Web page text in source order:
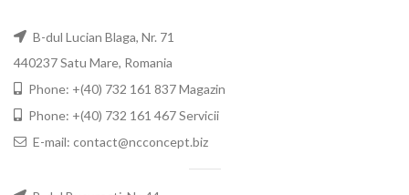
B-dul Lucian Blaga, Nr. 71
440237 Satu Mare, Romania
Phone: +(40) 732 161 837 Magazin
Phone: +(40) 732 161 467 Servicii
E-mail: contact@ncconcept.biz